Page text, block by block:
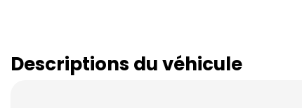
Descriptions du véhicule